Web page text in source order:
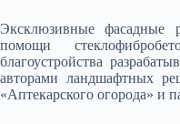
Эксклюзивные фасадные
помощи
благоустройства
авторами ландшафтных
«Аптекарского огорода» и